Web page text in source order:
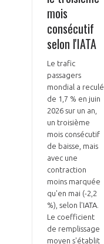
mois
consécutif
selon l'IATA
Le trafic
passagers
mondial a reculé
de 1,7 % en juin
2026 sur un an,
un troisième
mois consécutif
de baisse, mais
avec une
contraction
moins marquée
qu'en mai (-2,2
%), selon l'IATA.
Le coefficient
de remplissage
moyen s'établit